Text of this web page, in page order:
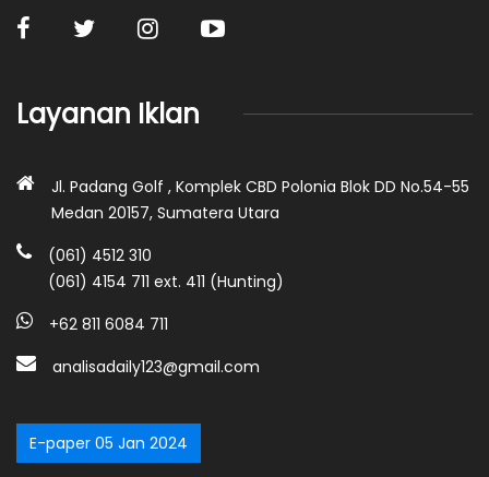
Layanan Iklan
Jl. Padang Golf , Komplek CBD Polonia Blok DD No.54-55
Medan 20157, Sumatera Utara
(061) 4512 310
(061) 4154 711 ext. 411 (Hunting)
+62 811 6084 711
analisadaily123@gmail.com
E-paper 05 Jan 2024